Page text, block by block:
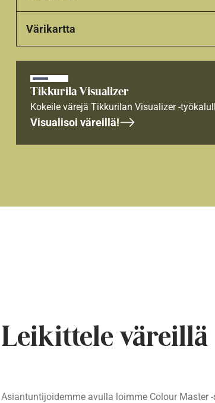
Värikartta
Tikkurila Visualizer
Kokeile värejä Tikkurilan Visualizer -
Visualisoi väreillä!
Leikittele väreillä
Asiantuntijoidemme avulla loimme Colour Master